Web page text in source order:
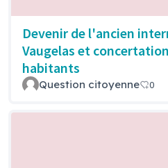
Devenir de l'ancien
Vaugelas et
habitants
Question citoyenne 0